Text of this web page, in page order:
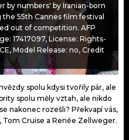
by numbers' by Iranian-born
55th Cannes film festival
out of competition. AFP
17417097, License: Rights-
Model Release: no, Credit
spolu kdysi tvořily pár, ale
spolu měly vztah, ale nikdo
nakonec rozešli? Překvapí vás,
Tom Cruise a Renée Zellweger.